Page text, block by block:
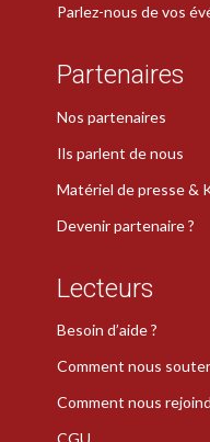
Parlez-nous de vos
Partenaires
Nos partenaires
Ils parlent de nous
Matériel de presse &
Devenir partenaire ?
Lecteurs
Besoin d’aide ?
Comment nous
Comment nous